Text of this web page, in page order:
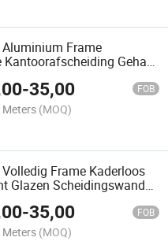
Frame
Gehard
-35,00 FOB
Meters (MOQ)
Frame Kaderloos
Glazen Scheidingswand
-35,00 FOB
Meters (MOQ)